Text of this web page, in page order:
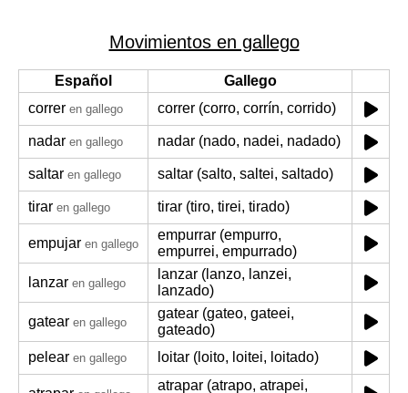
Movimientos en gallego
Español
Gallego
correr en gallego correr (corro, corrín, corrido)
nadar en gallego nadar (nado, nadei, nadado)
saltar en gallego saltar (salto, saltei, saltado)
tirar en gallego tirar (tiro, tirei, tirado)
empujar en gallego
empurrar (empurro,
empurrei, empurrado)
lanzar en gallego
lanzar (lanzo, lanzei,
lanzado)
gatear en gallego
gatear (gateo, gateei,
gateado)
pelear en gallego loitar (loito, loitei, loitado)
atrapar (atrapo, atrapei,